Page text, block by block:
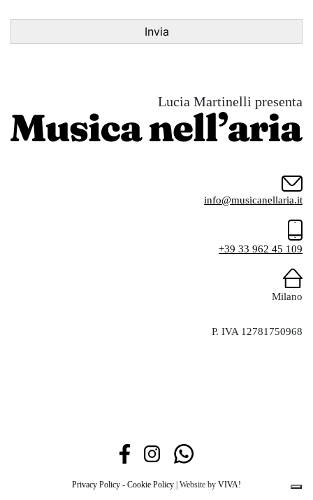
Lucia Martinelli presenta
info@musicanellaria.it
+39 33 962 45 109
Milano
P. IVA 12781750968
Privacy Policy - Cookie Policy | Website by VIVA!